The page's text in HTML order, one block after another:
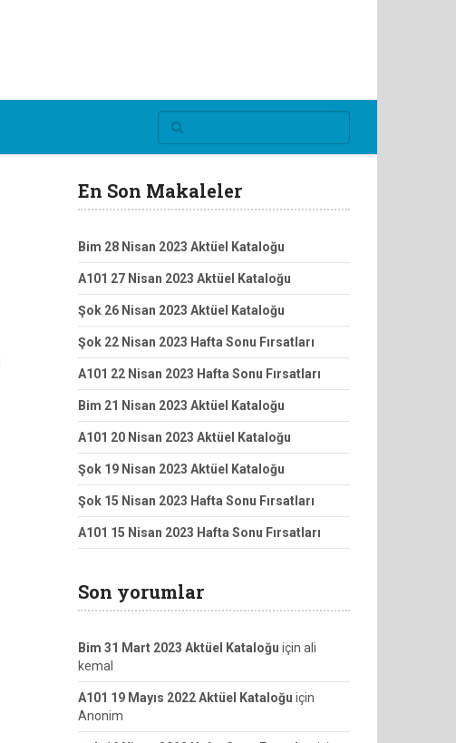
En Son Makaleler
Bim 28 Nisan 2023 Aktüel Kataloğu
A101 27 Nisan 2023 Aktüel Kataloğu
Şok 26 Nisan 2023 Aktüel Kataloğu
Şok 22 Nisan 2023 Hafta Sonu Fırsatları
A101 22 Nisan 2023 Hafta Sonu Fırsatları
Bim 21 Nisan 2023 Aktüel Kataloğu
A101 20 Nisan 2023 Aktüel Kataloğu
Şok 19 Nisan 2023 Aktüel Kataloğu
Şok 15 Nisan 2023 Hafta Sonu Fırsatları
A101 15 Nisan 2023 Hafta Sonu Fırsatları
Son yorumlar
Bim 31 Mart 2023 Aktüel Kataloğu için ali
kemal
A101 19 Mayıs 2022 Aktüel Kataloğu için
Anonim